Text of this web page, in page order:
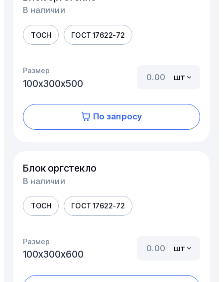
В наличии
ТОСН ГОСТ 17622-72
Размер
100х300х500
шт
По запросу
Блок оргстекло
В наличии
ТОСН ГОСТ 17622-72
Размер
100х300х600
шт